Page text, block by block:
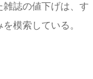
誌の値下げは、す
模索している。